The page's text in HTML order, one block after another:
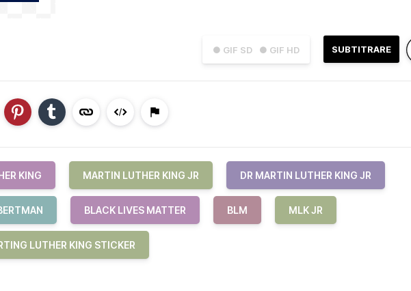
● GIF SD ● GIF HD SUBTITRARE
KING MARTIN LUTHER KING JR DR MARTIN LUTHER KING JR
BLACK LIVES MATTER BLM MLK JR
LUTHER KING STICKER